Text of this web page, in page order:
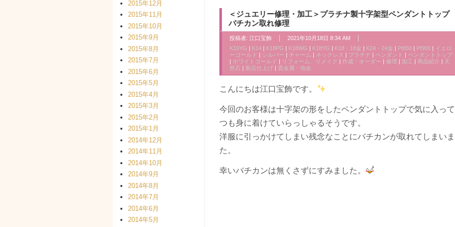
＜ジュエリー修理・加工＞プラチナ製十字架型ペンダントトップ
バチカン取れ修理
投稿者: 江口宝飾
2021年10月18日 8:34 AM
K10YG | K14 | K18PG | K18WG | K18YG | K18・18金 | K24・24金 | Pt850 | Pt900 | イエロ
ーゴールド | シルバー | チャーム | ネックレス | プラチナ | ペンダント | ペンダントトップ
| ホワイトゴールド | リフォーム、リメイク | 作成・オーダー | 修理 | 加工 | 商品紹介 | 天
然石 | 新品仕上げ | 貴金属・地金
こんにちは江口宝飾です。
今回のお客様は十字架の形をしたペンダントトップで気に入っ
つも身に着けていらっしゃるそうです。
洋服に引っかけてしまい残念なことにバチカンが取れてしまい
た。
幸いバチカンは無くさずにすみました。
2015年12月
2015年11月
2015年10月
2015年9月
2015年8月
2015年7月
2015年6月
2015年5月
2015年4月
2015年3月
2015年2月
2015年1月
2014年12月
2014年11月
2014年10月
2014年9月
2014年8月
2014年7月
2014年6月
2014年5月